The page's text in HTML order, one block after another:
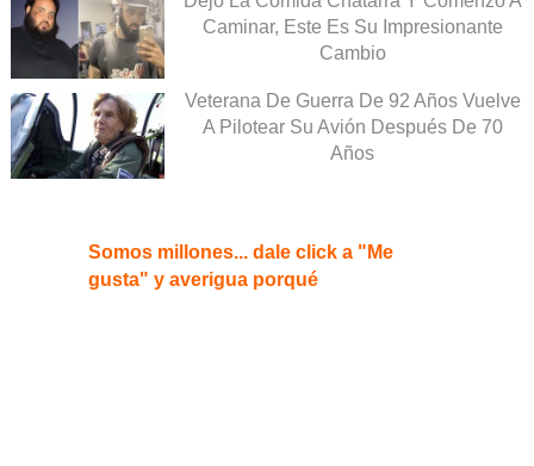
Caminar, Este Es Su Impresionante
Cambio
Veterana De Guerra De 92 Años Vuelve
A Pilotear Su Avión Después De 70
Años
Somos millones... dale click a "Me
gusta" y averigua porqué